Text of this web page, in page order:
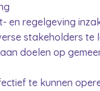
en regelgeving
stakeholders te
doelen op
te kunnen